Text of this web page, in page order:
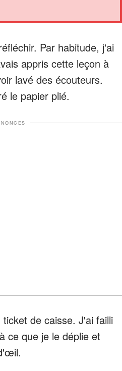
Par habitude, j'ai
appris cette leçon à
lavé des écouteurs.
le papier plié.
de caisse. J'ai failli
ce que je le déplie et